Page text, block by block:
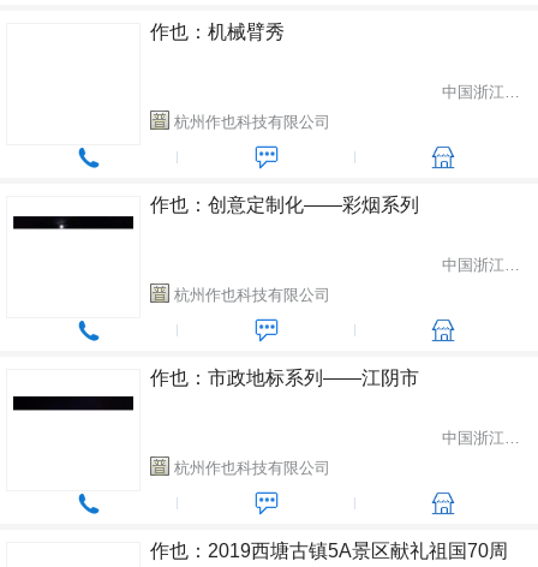
作也：机械臂秀
中国浙江省杭州市
杭州作也科技有限公司
作也：创意定制化——彩烟系列
中国浙江省杭州市
杭州作也科技有限公司
作也：市政地标系列——江阴市
中国浙江省杭州市
杭州作也科技有限公司
作也：2019西塘古镇5A景区献礼祖国70周